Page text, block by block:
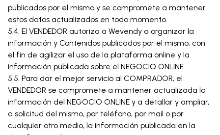
publicados por el mismo y se compromete a mantener
estos datos actualizados en todo momento.
5.4. El VENDEDOR autoriza a Wevendy a organizar la
información y Contenidos publicados por el mismo, con
el fin de agilizar el uso de la plataforma online y la
información publicada sobre el NEGOCIO ONLINE.
5.5. Para dar el mejor servicio al COMPRADOR, el
VENDEDOR se compromete a mantener actualizada la
información del NEGOCIO ONLINE y a detallar y ampliar,
a solicitud del mismo, por teléfono, por mail o por
cualquier otro medio, la información publicada en la